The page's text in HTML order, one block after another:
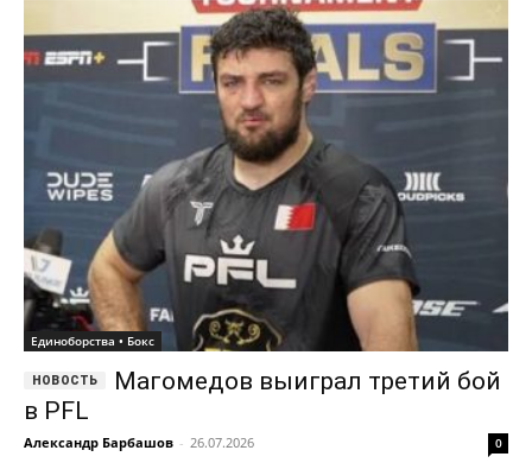
Единоборства • Бокс
Магомедов выиграл третий бой
в PFL
Александр Барбашов - 26.07.2026 0